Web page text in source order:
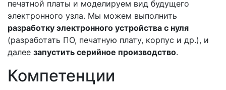
печатной платы и моделируем вид будущего
электронного узла. Мы можем выполнить
разработку электронного устройства с нуля
(разработать ПО, печатную плату, корпус и др.), и
далее запустить серийное производство.
Компетенции